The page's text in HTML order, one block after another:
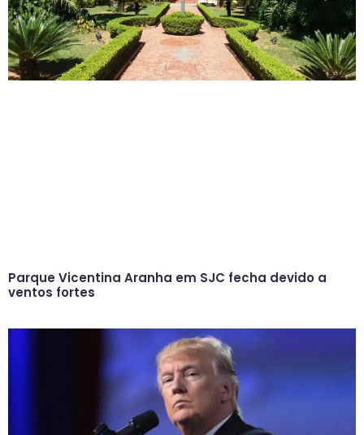
Parque Vicentina Aranha em SJC fecha devido a
ventos fortes